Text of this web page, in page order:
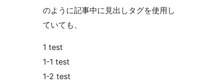
のように記事中に見出しタグを使用し
ていても、
1 test
1-1 test
1-2 test